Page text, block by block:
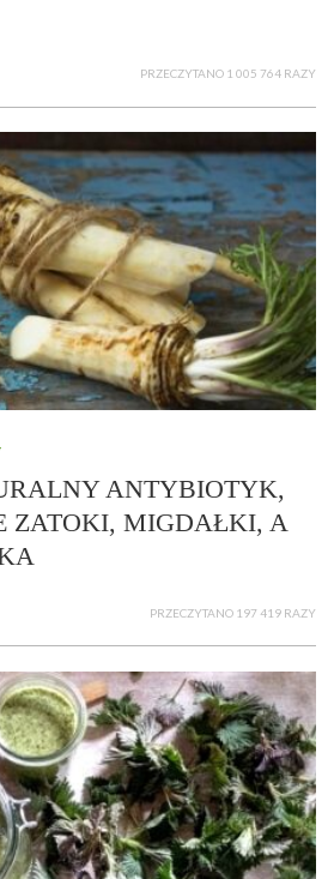
PRZECZYTANO 1 005 764 RAZY
ANTYBIOTYK,
ZATOKI, MIGDAŁKI, A
PRZECZYTANO 197 419 RAZY